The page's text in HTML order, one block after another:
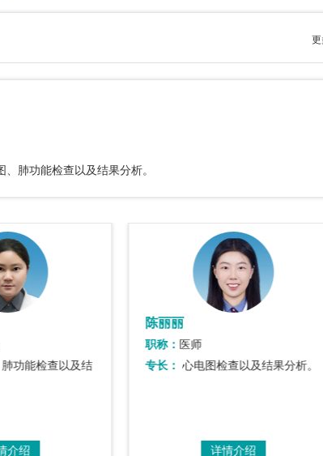
肺功能检查以及结果分析。
功能检查以及结
介绍
陈丽丽
职称： 医师
专长： 心电图检查以及结果分析。
详情介绍